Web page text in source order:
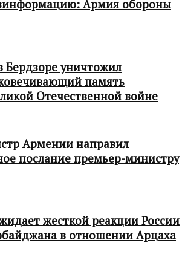
Армия обороны
Бердзоре уничтожил
память
Отечественной войне
Армении направил
послание премьер-министру
жесткой реакции России
в отношении Арцаха